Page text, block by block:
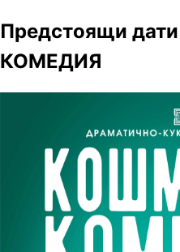
Предстоящи
КОМЕДИЯ